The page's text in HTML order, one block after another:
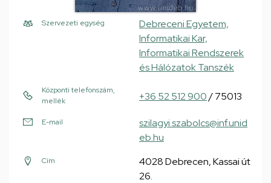
Szervezeti egység
Debreceni Egyetem,
Informatikai Kar,
Informatikai Rendszerek
és Hálózatok Tanszék
Központi telefonszám,
mellék
+36 52 512 900/ 75013
E-mail
szilagyi.szabolcs@inf.unid
eb.hu
Cím
4028 Debrecen, Kassai út
26.